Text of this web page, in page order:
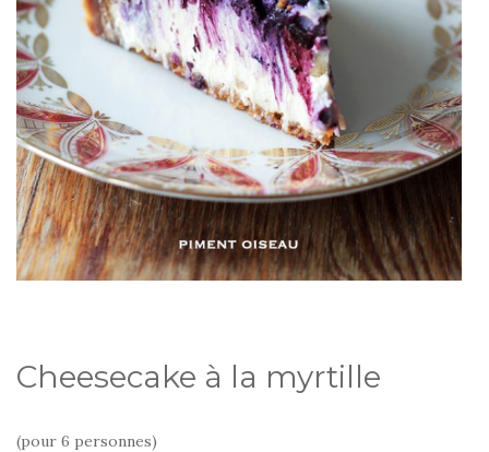
Cheesecake à la myrtille
(pour 6 personnes)